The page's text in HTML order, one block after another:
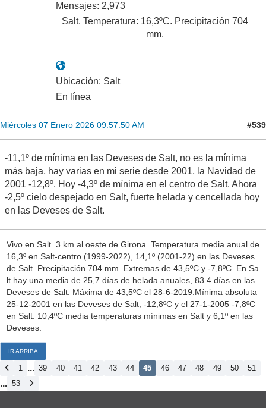
Mensajes: 2,973
Salt. Temperatura: 16,3ºC. Precipitación 704
mm.
Ubicación: Salt
En línea
Miércoles 07 Enero 2026 09:57:50 AM #539
-11,1º de mínima en las Deveses de Salt, no es la mínima
más baja, hay varias en mi serie desde 2001, la Navidad de
2001 -12,8º. Hoy -4,3º de mínima en el centro de Salt. Ahora
-2,5º cielo despejado en Salt, fuerte helada y cencellada hoy
en las Deveses de Salt.
Vivo en Salt. 3 km al oeste de Girona. Temperatura media anual de
16,3º en Salt-centro (1999-2022), 14,1º (2001-22) en las Deveses
de Salt. Precipitación 704 mm. Extremas de 43,5ºC y -7,8ºC. En Sa
lt hay una media de 25,7 días de helada anuales, 83.4 días en las
Deveses de Salt. Máxima de 43,5ºC el 28-6-2019.Mínima absoluta
25-12-2001 en las Deveses de Salt, -12,8ºC y el 27-1-2005 -7,8ºC
en Salt. 10,4ºC media temperaturas mínimas en Salt y 6,1º en las
Deveses.
IR ARRIBA
1 ... 39 40 41 42 43 44 45 46 47 48 49 50 51
... 53